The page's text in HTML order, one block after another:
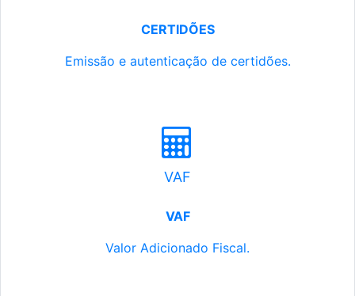
CERTIDÕES
Emissão e autenticação de certidões.
VAF
VAF
Valor Adicionado Fiscal.